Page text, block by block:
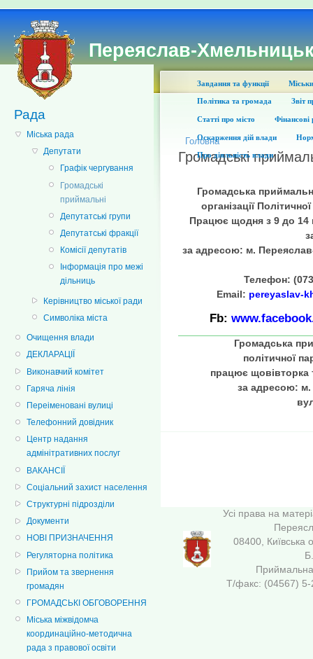
Переяслав-
Рада
Міська рада
Депутати
Графік чергування
Громадські
приймальні
Депутатські групи
Депутатські фракції
Комісії депутатів
Інформація про межі
дільниць
Керівництво міської ради
Символіка міста
Очищення влади
ДЕКЛАРАЦІЇ
Виконавчий комітет
Гаряча лінія
Переіменовані вулиці
Телефонний довідник
Центр надання
адмінітративних послуг
ВАКАНСІЇ
Соціальний захист населення
Структурні підрозділи
Документи
НОВІ ПРИЗНАЧЕННЯ
Регуляторна політика
Прийом та звернення
громадян
ГРОМАДСЬКІ ОБГОВОРЕННЯ
Міська міжвідомча
координаційно-методична
рада з правової освіти
Завдання та функції
Політика та громада Звіт
Статті про місто Фінансові
Оскарження дій влади
Про діяльність влади
Головна
Громадські
Громадська
організації
Працює щодня з 9 до 14
за адресою: м.
Телефон:
Email: pereyaslav-
Fb:
Громадська
політичної
працює щовівторка
за адресою:
Усі права на
08400, Київська
Т/факс: